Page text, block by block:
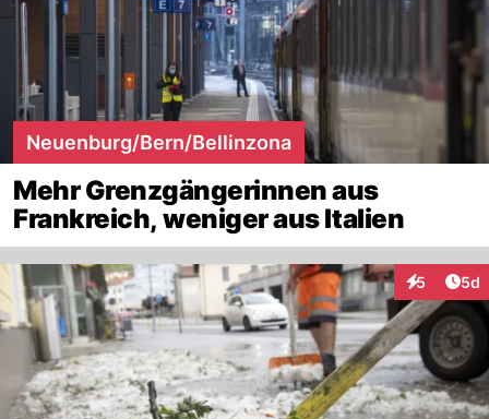
Neuenburg/Bern/Bellinzona
Mehr Grenzgängerinnen aus
Frankreich, weniger aus Italien
5 5d